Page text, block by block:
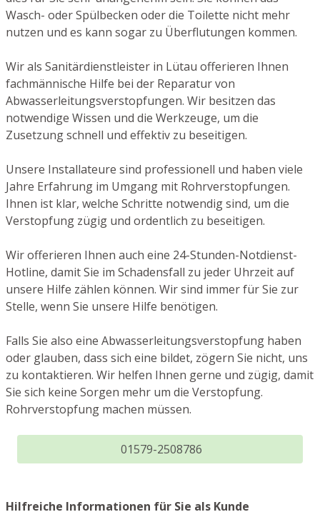
Wasch- oder Spülbecken oder die Toilette nicht mehr
nutzen und es kann sogar zu Überflutungen kommen.
Wir als Sanitärdienstleister in Lütau offerieren Ihnen
fachmännische Hilfe bei der Reparatur von
Abwasserleitungsverstopfungen. Wir besitzen das
notwendige Wissen und die Werkzeuge, um die
Zusetzung schnell und effektiv zu beseitigen.
Unsere Installateure sind professionell und haben viele
Jahre Erfahrung im Umgang mit Rohrverstopfungen.
Ihnen ist klar, welche Schritte notwendig sind, um die
Verstopfung zügig und ordentlich zu beseitigen.
Wir offerieren Ihnen auch eine 24-Stunden-Notdienst-
Hotline, damit Sie im Schadensfall zu jeder Uhrzeit auf
unsere Hilfe zählen können. Wir sind immer für Sie zur
Stelle, wenn Sie unsere Hilfe benötigen.
Falls Sie also eine Abwasserleitungsverstopfung haben
oder glauben, dass sich eine bildet, zögern Sie nicht, uns
zu kontaktieren. Wir helfen Ihnen gerne und zügig, damit
Sie sich keine Sorgen mehr um die Verstopfung.
Rohrverstopfung machen müssen.
01579-2508786
Hilfreiche Informationen für Sie als Kunde